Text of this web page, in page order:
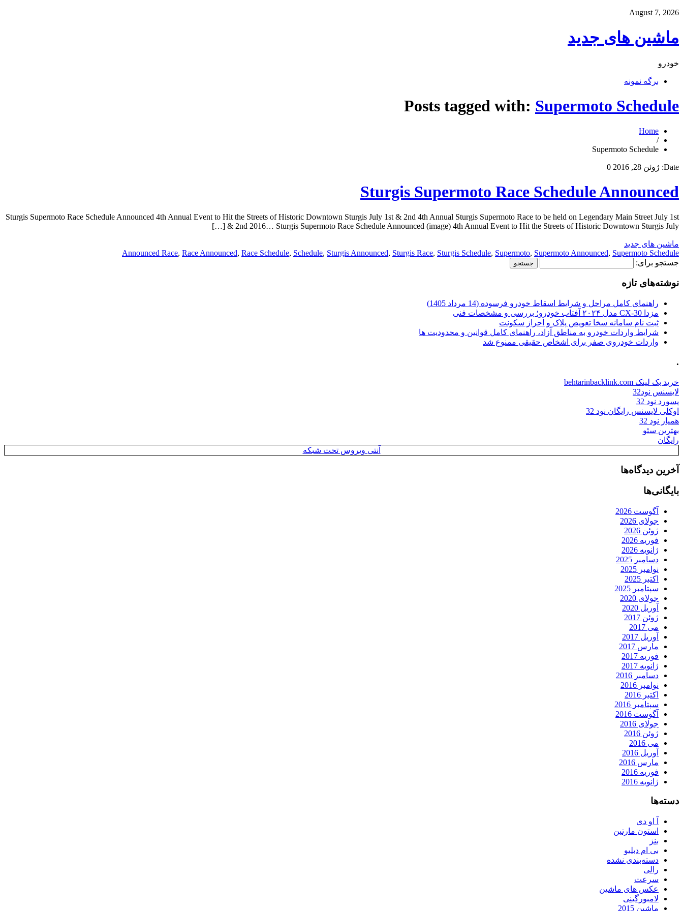
August 7, 2026
ماشین های جدید
خودرو
برگه نمونه
Posts tagged with: Supermoto Schedule
Home
/
Supermoto Schedule
Date: ژوئن 28, 2016 0
Sturgis Supermoto Race Schedule Announced
Sturgis Supermoto Race Schedule Announced 4th Annual Event to Hit the Streets of Historic Downtown Sturgis July 1st & 2nd 4th Annual Sturgis Supermoto Race to be held on Legendary Main Street July 1st
& 2nd 2016… Sturgis Supermoto Race Schedule Announced (image) 4th Annual Event to Hit the Streets of Historic Downtown Sturgis July […]
ماشین های جدید
Announced Race, Race Announced, Race Schedule, Schedule, Sturgis Announced, Sturgis Race, Sturgis Schedule, Supermoto, Supermoto Announced, Supermoto Schedule
جستجو برای:
نوشته‌های تازه
راهنمای کامل مراحل و شرایط اسقاط خودرو فرسوده (14 مرداد 1405)
مزدا CX-30 مدل ۲۰۲۴ آفتاب خودرو؛ بررسی و مشخصات فنی
ثبت نام سامانه سخا تعویض پلاک و احراز سکونت
شرایط واردات خودرو به مناطق آزاد، راهنمای کامل قوانین و محدودیت ها
واردات خودروی صفر برای اشخاص حقیقی ممنوع شد
.
خرید بک لینک behtarinbacklink.com
لایسنس نود32
پسورد نود 32
اوکلی لایسنس رایگان نود 32
همیار نود 32
بهترین سئو
رایگان
آنتی ویروس تحت شبکه
آخرین دیدگاه‌ها
بایگانی‌ها
آگوست 2026
جولای 2026
ژوئن 2026
فوریه 2026
ژانویه 2026
دسامبر 2025
نوامبر 2025
اکتبر 2025
سپتامبر 2025
جولای 2020
آوریل 2020
ژوئن 2017
می 2017
آوریل 2017
مارس 2017
فوریه 2017
ژانویه 2017
دسامبر 2016
نوامبر 2016
اکتبر 2016
سپتامبر 2016
آگوست 2016
جولای 2016
ژوئن 2016
می 2016
آوریل 2016
مارس 2016
فوریه 2016
ژانویه 2016
دسته‌ها
آ او دی
استون مارتین
بنز
بی ام دبلیو
دسته‌بندی نشده
رالی
سرعت
عکس های ماشین
لامبورگینی
ماشین 2015